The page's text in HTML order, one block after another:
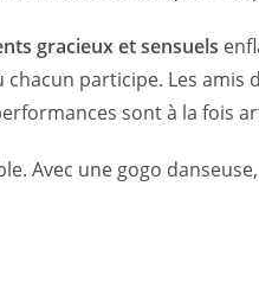
gracieux et sensuels
participe. Les
sont à la fois
Avec une gogo